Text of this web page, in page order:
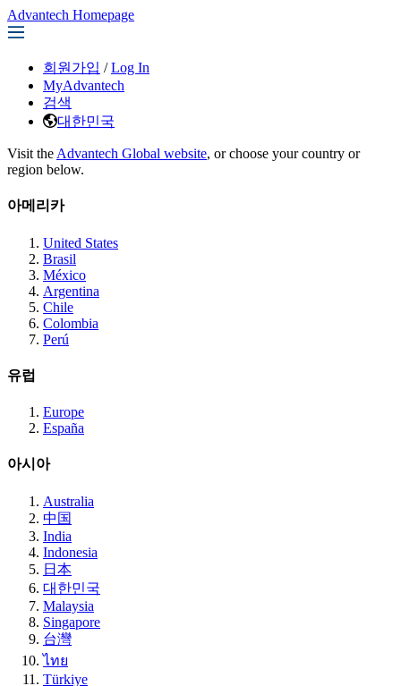
Advantech Homepage
회원가입 / Log In
MyAdvantech
검색
대한민국
Visit the Advantech Global website, or choose your country or
region below.
아메리카
United States
Brasil
México
Argentina
Chile
Colombia
Perú
유럽
Europe
España
아시아
Australia
中国
India
Indonesia
日本
대한민국
Malaysia
Singapore
台灣
ไทย
Türkiye